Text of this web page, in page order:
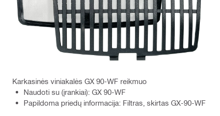
Karkasinės viniakalės GX 90-WF reikmuo
Naudoti su (įrankiai): GX 90-WF
Papildoma priedų informacija: Filtras, skirtas GX-90-WF